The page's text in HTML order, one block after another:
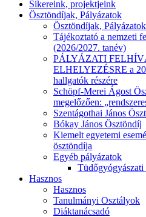
Sikereink, projektjeink
Ösztöndíjak, Pályázatok
Ösztöndíjak, Pályázatok
Tájékoztató a nemzeti
(2026/2027. tanév)
PÁLYÁZATI
ELHELYEZÉSRE a
hallgatók részére
Schöpf-Merei Ágost
megelőzően:
Szentágothai János
Bókay János Ösztöndíj
Kiemelt egyetemi
ösztöndíja
Egyéb pályázatok
Tüdőgyógyászati
Hasznos
Hasznos
Tanulmányi Osztályok
Diáktanácsadó